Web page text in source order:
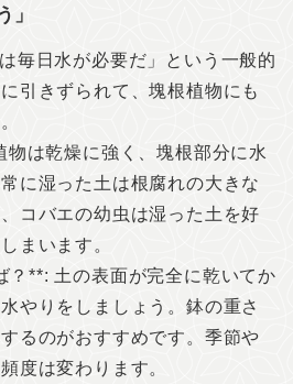
」
毎日水が必要だ」という一般的
引きずられて、塊根植物にも
は乾燥に強く、塊根部分に水
に湿った土は根腐れの大きな
コバエの幼虫は湿った土を好
まいます。
？**: 土の表面が完全に乾いてか
やりをしましょう。鉢の重さ
るのがおすすめです。季節や
度は変わります。